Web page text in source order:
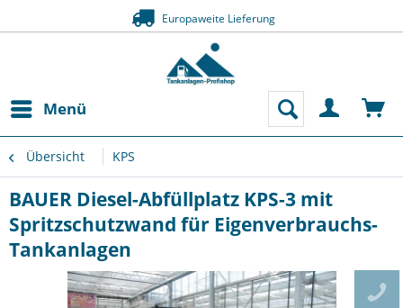
Europaweite Lieferung
Menü
Übersicht KPS
BAUER Diesel-Abfüllplatz KPS-3 mit
Spritzschutzwand für Eigenverbrauchs-
Tankanlagen